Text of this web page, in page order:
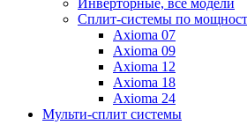
Инверторные, все модели
Сплит-системы по
Axioma 07
Axioma 09
Axioma 12
Axioma 18
Axioma 24
Мульти-сплит системы